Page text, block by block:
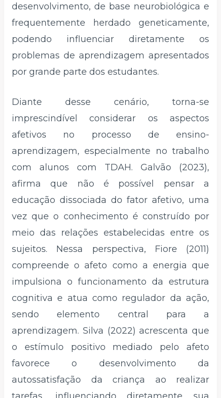
desenvolvimento, de base neurobiológica e
frequentemente herdado geneticamente,
podendo influenciar diretamente os
problemas de aprendizagem apresentados
por grande parte dos estudantes.
Diante desse cenário, torna-se
imprescindível considerar os aspectos
afetivos no processo de ensino-
aprendizagem, especialmente no trabalho
com alunos com TDAH. Galvão (2023),
afirma que não é possível pensar a
educação dissociada do fator afetivo, uma
vez que o conhecimento é construído por
meio das relações estabelecidas entre os
sujeitos. Nessa perspectiva, Fiore (2011)
compreende o afeto como a energia que
impulsiona o funcionamento da estrutura
cognitiva e atua como regulador da ação,
sendo elemento central para a
aprendizagem. Silva (2022) acrescenta que
o estímulo positivo mediado pelo afeto
favorece o desenvolvimento da
autossatisfação da criança ao realizar